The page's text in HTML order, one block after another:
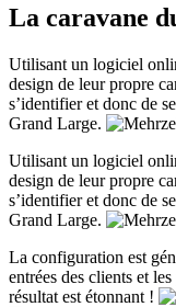
La caravane
Utilisant un logiciel
design de leur propre
s’identifier et donc de
Grand Large.
Utilisant un logiciel
design de leur propre
s’identifier et donc de
Grand Large.
La configuration est
entrées des clients et
résultat est étonnant !